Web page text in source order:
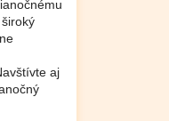
aj